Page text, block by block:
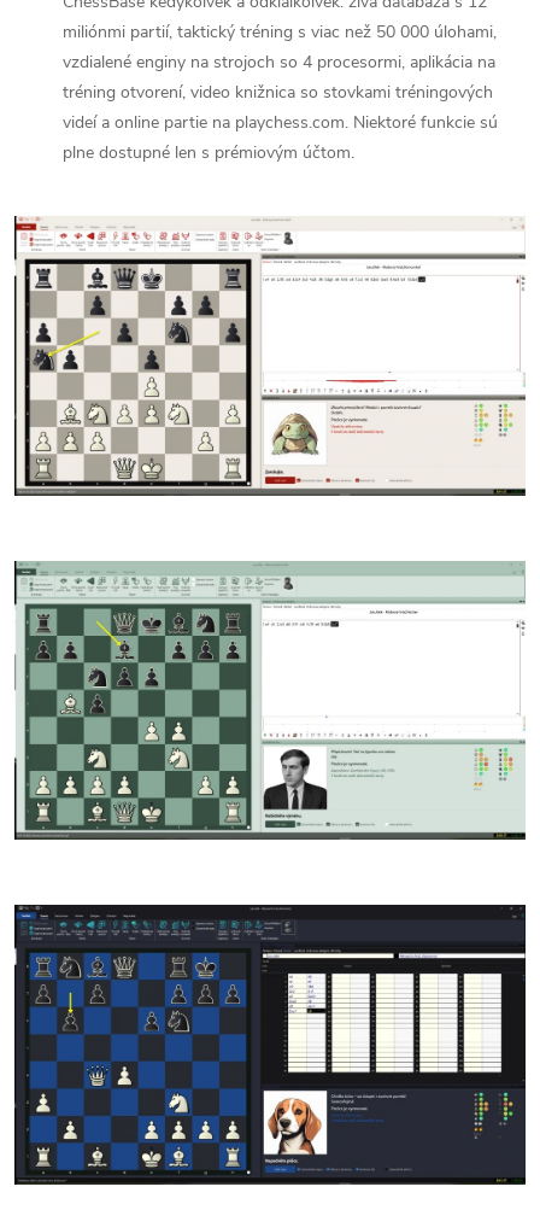
miliónmi partií, taktický tréning s viac než 50 000 úlohami,
vzdialené enginy na strojoch so 4 procesormi, aplikácia na
tréning otvorení, video knižnica so stovkami tréningových
videí a online partie na playchess.com. Niektoré funkcie sú
plne dostupné len s prémiovým účtom.